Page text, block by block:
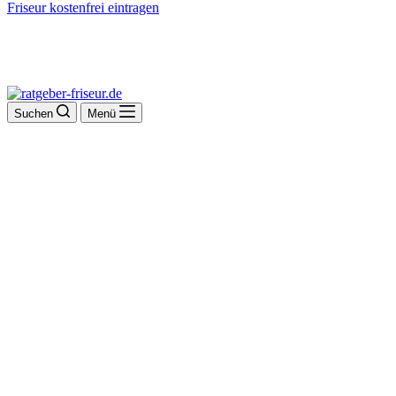
Friseur kostenfrei eintragen
Suchen Menü